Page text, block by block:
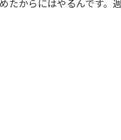
たからにはやるんです。